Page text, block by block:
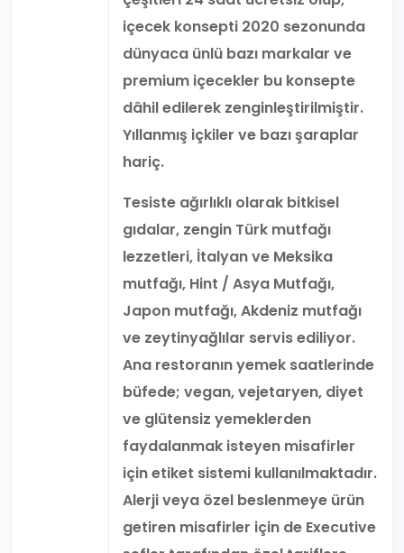
içecek konsepti 2020 sezonunda
dünyaca ünlü bazı markalar ve
premium içecekler bu konsepte
dâhil edilerek zenginleştirilmiştir.
Yıllanmış içkiler ve bazı şaraplar
hariç.
Tesiste ağırlıklı olarak bitkisel
gıdalar, zengin Türk mutfağı
lezzetleri, İtalyan ve Meksika
mutfağı, Hint / Asya Mutfağı,
Japon mutfağı, Akdeniz mutfağı
ve zeytinyağlılar servis ediliyor.
Ana restoranın yemek saatlerinde
büfede; vegan, vejetaryen, diyet
ve glütensiz yemeklerden
faydalanmak isteyen misafirler
için etiket sistemi kullanılmaktadır.
Alerji veya özel beslenmeye ürün
getiren misafirler için de Executive